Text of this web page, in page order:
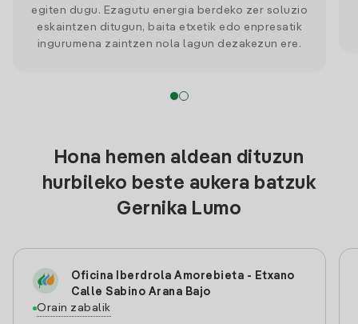
egiten dugu. Ezagutu energia berdeko zer soluzio
eskaintzen ditugun, baita etxetik edo enpresatik
ingurumena zaintzen nola lagun dezakezun ere.
Hona hemen aldean dituzun
hurbileko beste aukera batzuk
Gernika Lumo
Oficina Iberdrola Amorebieta - Etxano
Calle Sabino Arana Bajo
Orain zabalik